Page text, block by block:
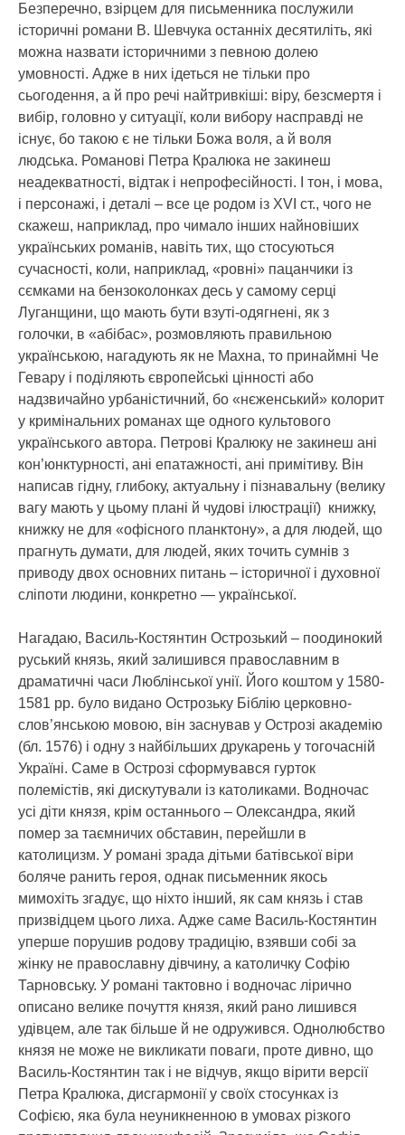
Безперечно, взірцем для письменника послужили
історичні романи В. Шевчука останніх десятиліть, які
можна назвати історичними з певною долею
умовності. Адже в них ідеться не тільки про
сьогодення, а й про речі найтривкіші: віру, безсмертя і
вибір, головно у ситуації, коли вибору насправді не
існує, бо такою є не тільки Божа воля, а й воля
людська. Романові Петра Кралюка не закинеш
неадекватності, відтак і непрофесійності. І тон, і мова,
і персонажі, і деталі – все це родом із ХVІ ст., чого не
скажеш, наприклад, про чимало інших найновіших
українських романів, навіть тих, що стосуються
сучасності, коли, наприклад, «ровні» пацанчики із
сємками на бензоколонках десь у самому серці
Луганщини, що мають бути взуті-одягнені, як з
голочки, в «абібас», розмовляють правильною
українською, нагадують як не Махна, то принаймні Че
Гевару і поділяють європейські цінності або
надзвичайно урбаністичний, бо «нєженський» колорит
у кримінальних романах ще одного культового
українського автора. Петрові Кралюку не закинеш ані
кон’юнктурності, ані епатажності, ані примітиву. Він
написав гідну, глибоку, актуальну і пізнавальну (велику
вагу мають у цьому плані й чудові ілюстрації) книжку,
книжку не для «офісного планктону», а для людей, що
прагнуть думати, для людей, яких точить сумнів з
приводу двох основних питань – історичної і духовної
сліпоти людини, конкретно — української.
Нагадаю, Василь-Костянтин Острозький – поодинокий
руський князь, який залишився православним в
драматичні часи Люблінської унії. Його коштом у 1580-
1581 рр. було видано Острозьку Біблію церковно-
слов’янською мовою, він заснував у Острозі академію
(бл. 1576) і одну з найбільших друкарень у тогочасній
Україні. Саме в Острозі сформувався гурток
полемістів, які дискутували із католиками. Водночас
усі діти князя, крім останнього – Олександра, який
помер за таємничих обставин, перейшли в
католицизм. У романі зрада дітьми батівської віри
боляче ранить героя, однак письменник якось
мимохіть згадує, що ніхто інший, як сам князь і став
призвідцем цього лиха. Адже саме Василь-Костянтин
уперше порушив родову традицію, взявши собі за
жінку не православну дівчину, а католичку Софію
Тарновську. У романі тактовно і водночас лірично
описано велике почуття князя, який рано лишився
удівцем, але так більше й не одружився. Однолюбство
князя не може не викликати поваги, проте дивно, що
Василь-Костянтин так і не відчув, якщо вірити версії
Петра Кралюка, дисгармонії у своїх стосунках із
Софією, яка була неуникненною в умовах різкого